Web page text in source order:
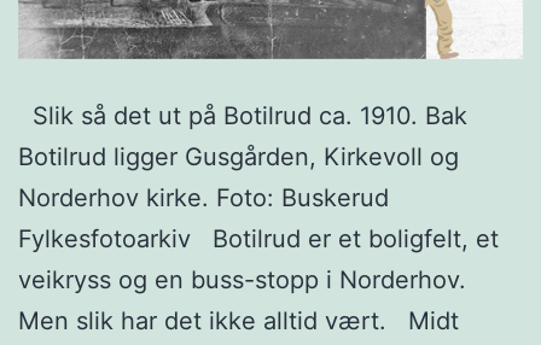
Slik så det ut på Botilrud ca. 1910. Bak
Botilrud ligger Gusgården, Kirkevoll og
Norderhov kirke. Foto: Buskerud
Fylkesfotoarkiv Botilrud er et boligfelt, et
veikryss og en buss-stopp i Norderhov.
Men slik har det ikke alltid vært. Midt